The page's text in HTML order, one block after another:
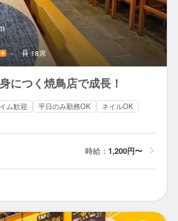
－ 18席
につく焼鳥店で成長！
ム歓迎 平日のみ勤務OK
ネイルOK
時給： 1,200円〜